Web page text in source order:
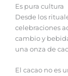
Es pura cultura
Desde los
celebraciones
cambio y
una onza de
El cacao no es